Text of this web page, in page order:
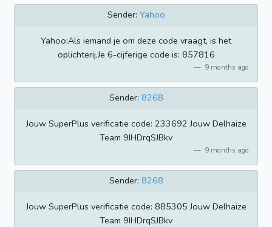
Sender: Yahoo
Yahoo:Als iemand je om deze code vraagt, is het
oplichterij.Je 6-cijferige code is: 857816
9 months ago
Sender: 8268
Jouw SuperPlus verificatie code: 233692 Jouw Delhaize
Team 9IHDrqSJBkv
9 months ago
Sender: 8268
Jouw SuperPlus verificatie code: 885305 Jouw Delhaize
Team 9IHDrqSJBkv